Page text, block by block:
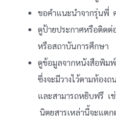
ขอคำแนะนำจากรุ่นพี่
ดูป้ายประกาศหรือติดต่
หรือสถาบันการศึกษา
ดูข้อมูลจากหนังสือพิม
ซึ่งจะมีวางไว้ตามท้อง
และสามารถหยิบฟรี เ
นิตยสารเหล่านี้จะแตก